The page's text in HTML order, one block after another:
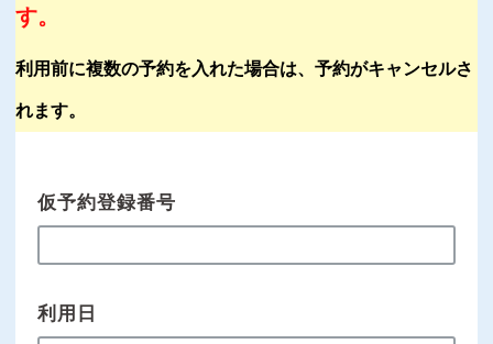
す。
利用前に複数の予約を入れた場合は、予約がキャンセルさ
れます。
仮予約登録番号
利用日